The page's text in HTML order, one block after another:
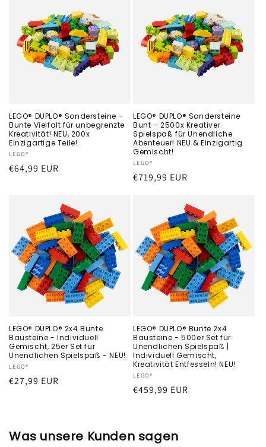
LEGO® DUPLO® Sondersteine -
Bunte Vielfalt für unbegrenzte
Kreativität! NEU, 200x
Einzigartige Teile!
Anbieter:
LEGO®
Normaler
€64,99 EUR
LEGO® DUPLO® Sondersteine
Bunt – 2500x Kreativer
Spielspaß für Unendliche
Abenteuer! NEU & Einzigartig
Gemischt!
Anbieter:
LEGO®
Normaler
€719,99 EUR
LEGO® DUPLO® 2x4 Bunte
Bausteine - Individuell
Gemischt, 25er Set für
Unendlichen Spielspaß - NEU!
Anbieter:
LEGO®
Normaler
€27,99 EUR
LEGO® DUPLO® Bunte 2x4
Bausteine - 500er Set für
Unendlichen Spielspaß |
Individuell Gemischt,
Kreativität Entfesseln! NEU!
Anbieter:
LEGO®
Normaler
€459,99 EUR
Was unsere Kunden sagen